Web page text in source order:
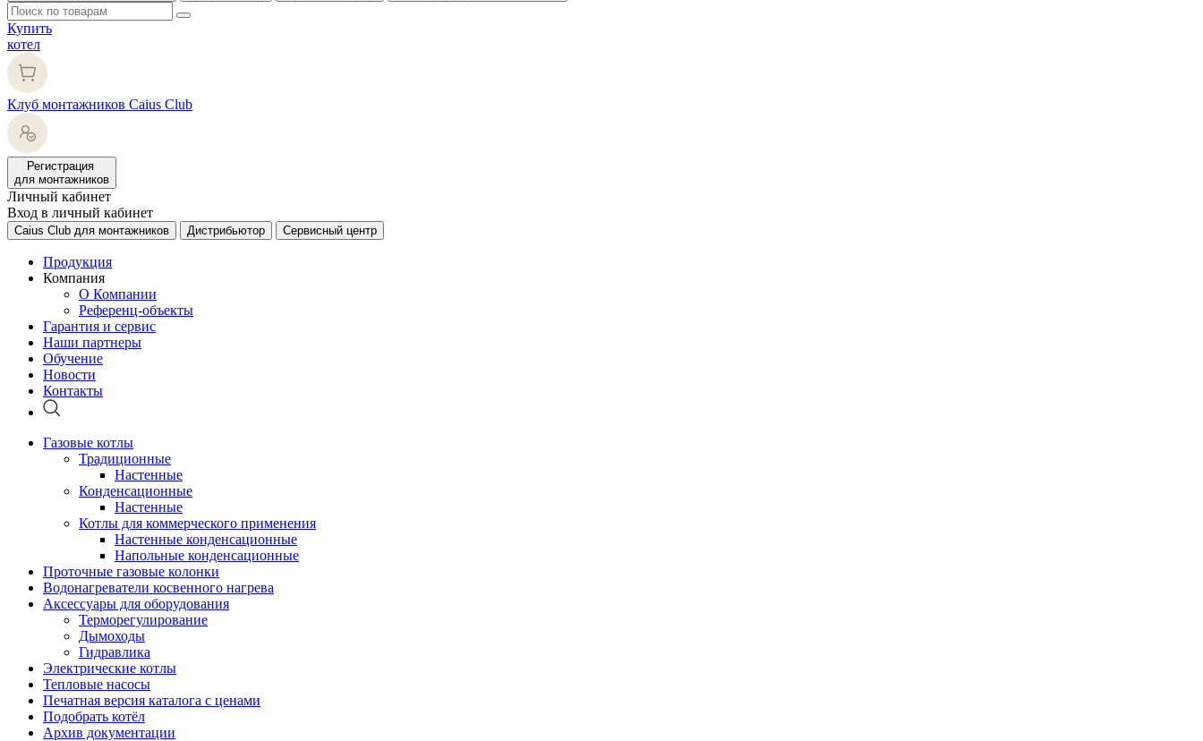
Купить
котел
Клуб монтажников Caius Club
Регистрация
для монтажников
Личный кабинет
Вход в личный кабинет
Caius Club для монтажников Дистрибьютор Сервисный центр
Продукция
Компания
О Компании
Референц-объекты
Гарантия и сервис
Наши партнеры
Обучение
Новости
Контакты
Газовые котлы
Традиционные
Настенные
Конденсационные
Настенные
Котлы для коммерческого применения
Настенные конденсационные
Напольные конденсационные
Проточные газовые колонки
Водонагреватели косвенного нагрева
Аксессуары для оборудования
Терморегулирование
Дымоходы
Гидравлика
Электрические котлы
Тепловые насосы
Печатная версия каталога с ценами
Подобрать котёл
Архив документации